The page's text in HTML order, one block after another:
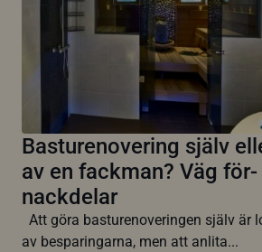
Basturenovering själv
av en fackman? Väg
nackdelar
Att göra basturenoveringen själv är
av besparingarna, men att anlita...